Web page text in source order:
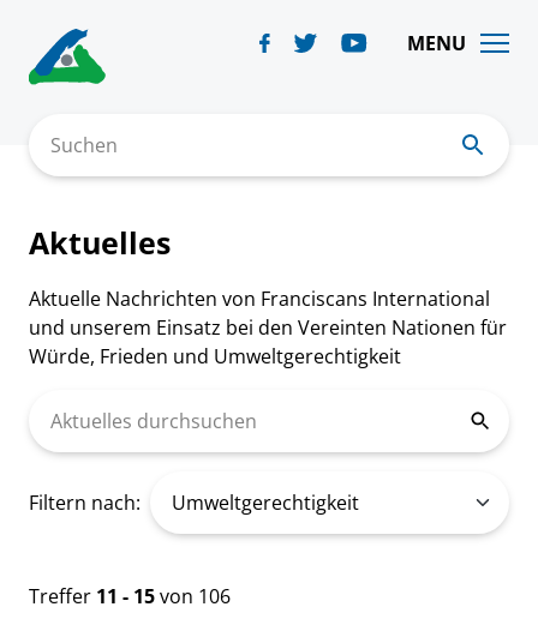
content
MENU
Suchen
Aktuelles
Aktuelle Nachrichten von Franciscans International
und unserem Einsatz bei den Vereinten Nationen für
Würde, Frieden und Umweltgerechtigkeit
Aktuelles durchsuchen
Filtern nach:
Treffer 11 - 15von 106